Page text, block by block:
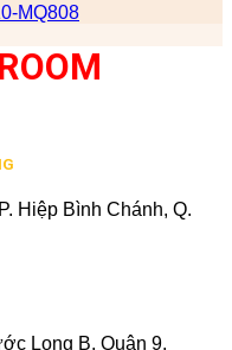
MQ808
Hiệp Bình Chánh, Q.
Long B, Quận 9,